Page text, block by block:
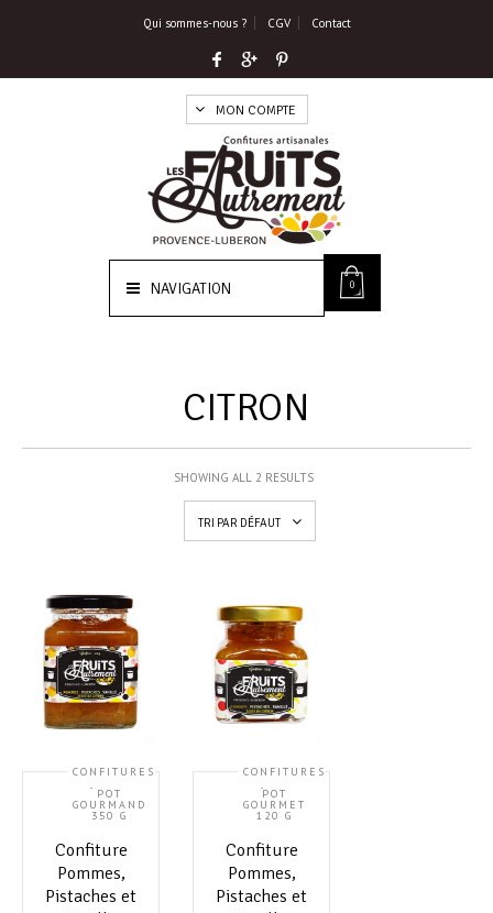
Qui sommes-nous ? CGV Contact
MON COMPTE
0
NAVIGATION
CITRON
SHOWING ALL 2 RESULTS
TRI PAR DÉFAUT
CONFITURES
,
POT
GOURMAND
350 G
Confiture
Pommes,
Pistaches et
CONFITURES
,
POT
GOURMET
120 G
Confiture
Pommes,
Pistaches et